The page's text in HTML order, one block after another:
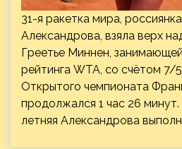
31-я ракетка мира,
Александрова, взяла верх
Греетье Миннен,
рейтинга WTA, со счётом 7/
Открытого чемпионата
продолжался 1 час 26
летняя Александрова